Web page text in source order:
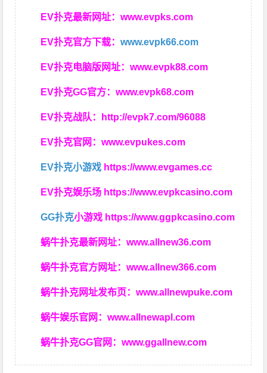
EV扑克最新网址：www.evpks.com
EV扑克官方下载：www.evpk66.com
EV扑克电脑版网址：www.evpk88.com
EV扑克GG官方：www.evpk68.com
EV扑克战队： http://evpk7.com/96088
EV扑克官网：www.evpukes.com
EV扑克小游戏 https://www.evgames.cc
EV扑克娱乐场 https://www.evpkcasino.com
GG扑克小游戏 https://www.ggpkcasino.com
蜗牛扑克最新网址：www.allnew36.com
蜗牛扑克官方网址：www.allnew366.com
蜗牛扑克网址发布页：www.allnewpuke.com
蜗牛娱乐官网：www.allnewapl.com
蜗牛扑克GG官网：www.ggallnew.com